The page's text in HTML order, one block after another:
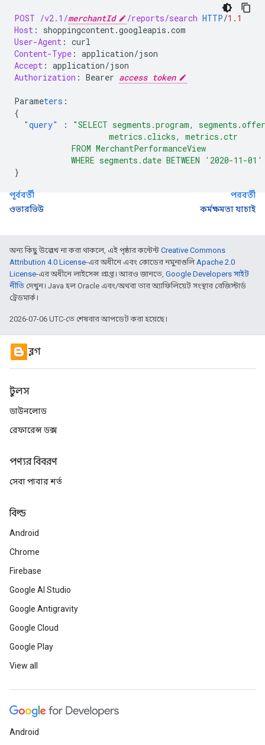
POST /v2.1/merchantId /reports/search HTTP/1.1
Host :
shoppingcontent.googleapis.com
User-Agent : curl
Content-Type : application/json
Accept : application/json
Authorization : Bearer access token
Parameters :
{
"query"
:
"SELECT segments.program,
                    metrics.clicks, metrics.ctr
            FROM MerchantPerformanceView
WHERE segments.date BETWEEN '2020-11-
}
পূর্ববর্তী
ওভারভিউ
পরবর্তী
কর্মক্ষমতা যাচাই
অন্য কিছু উল্লেখ না করা থাকলে, এই পৃষ্ঠার কন্টেন্ট Creative Commons
Attribution 4.0 License-এর অধীনে এবং কোডের নমুনাগুলিApache 2.0
License-এর অধীনে লাইসেন্স প্রাপ্ত। আরও জানতে, Google Developers সাইট
নীতি দেখুন। Java হল Oracle এবং/অথবা তার অ্যাফিলিয়েট সংস্থার রেজিস্টার্ড
ট্রেডমার্ক।
2026-07-06 UTC-তে শেষবার আপডেট করা হয়েছে।
ব্লগ
টুলস
ডাউনলোড
রেফারেন্স ডক্স
পণ্যর বিবরণ
সেবা পাবার শর্ত
বিল্ড
Android
Chrome
Firebase
Google AI Studio
Google Antigravity
Google Cloud
Google Play
View all
Android